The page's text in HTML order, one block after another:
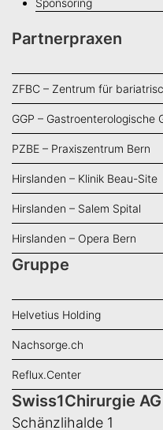
Sponsoring
Partnerpraxen
ZFBC – Zentrum für
GGP – Gastroenterologische
PZBE – Praxiszentrum Bern
Hirslanden – Klinik Beau-Site
Hirslanden – Salem Spital
Hirslanden – Opera Bern
Gruppe
Helvetius Holding
Nachsorge.ch
Reflux.Center
Swiss1Chirurgie AG
Schänzlihalde 1